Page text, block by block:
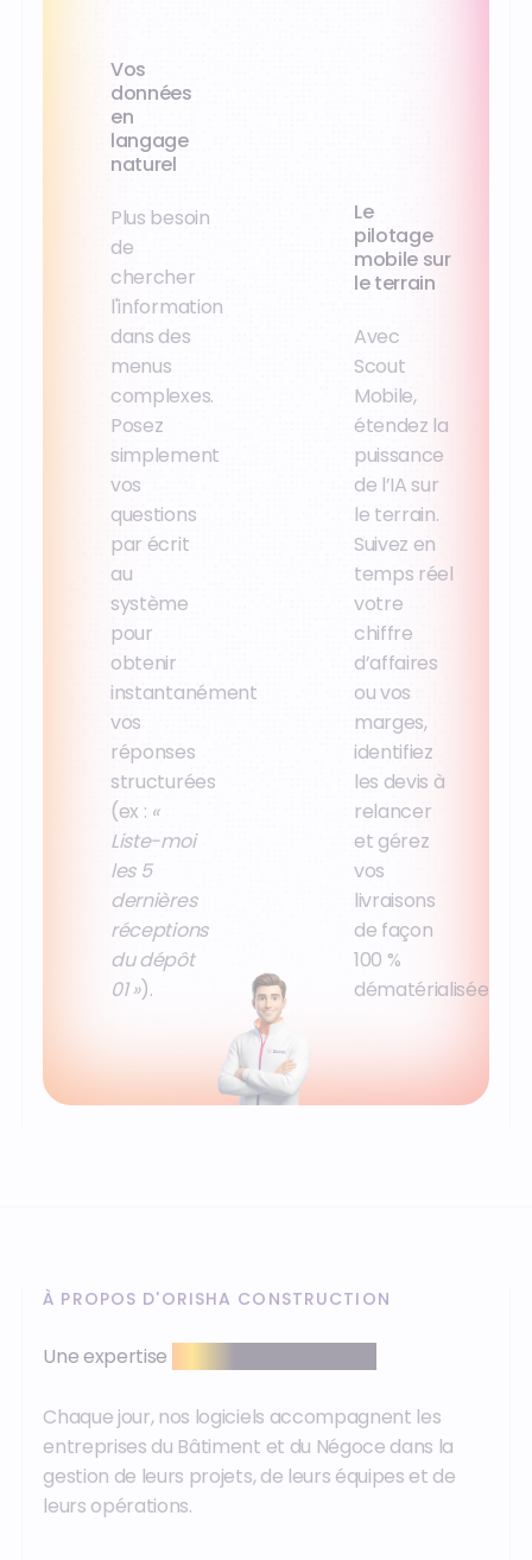
Vos
données
en
langage
naturel
Plus besoin
de
chercher
l'information
dans des
menus
complexes.
Posez
simplement
vos
questions
par écrit
au
système
pour
obtenir
instantanément
vos
réponses
structurées
(ex : «
Liste-moi
les 5
dernières
réceptions
du dépôt
01 »).
Le
pilotage
mobile sur
le terrain
Avec
Scout
Mobile,
étendez la
puissance
de l’IA sur
le terrain.
Suivez en
temps réel
votre
chiffre
d’affaires
ou vos
marges,
identifiez
les devis à
relancer
et gérez
vos
livraisons
de façon
100 %
dématérialisée.
À PROPOS D'ORISHA CONSTRUCTION
Une expertise
Chaque jour, nos logiciels accompagnent les
entreprises du Bâtiment et du Négoce dans la
gestion de leurs projets, de leurs équipes et de
leurs opérations.